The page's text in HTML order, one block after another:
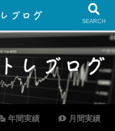
年間実績 月間実績
SEARCH